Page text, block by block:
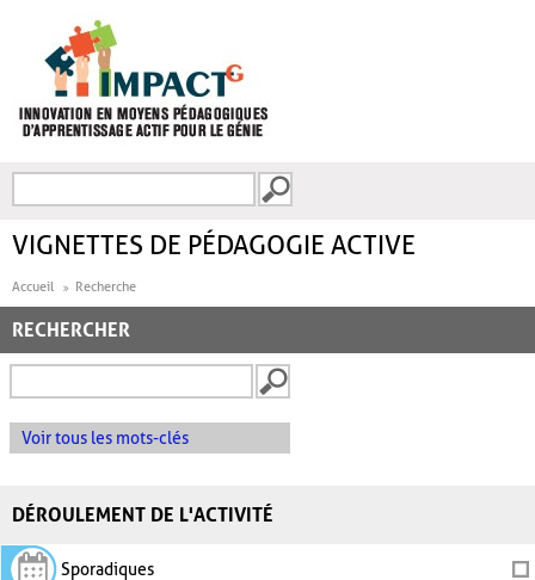
FORMULAIRE DE
VIGNETTES DE PÉDAGOGIE ACTIVE
Accueil Recherche
RECHERCHER
Voir tous les mots-clés
DÉROULEMENT DE L'ACTIVITÉ
Sporadiques